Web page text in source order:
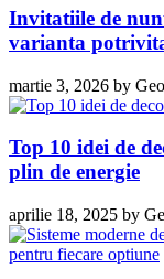
Invitatiile de
varianta
martie 3, 2026 by
Top 10 idei de
plin de energie
aprilie 18, 2025 by